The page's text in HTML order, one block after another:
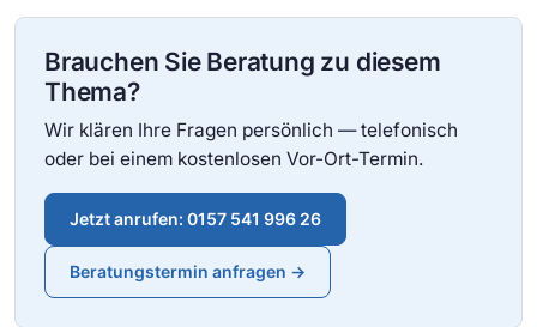
Brauchen Sie Beratung zu diesem
Thema?
Wir klären Ihre Fragen persönlich — telefonisch
oder bei einem kostenlosen Vor-Ort-Termin.
Jetzt anrufen: 0157 541 996 26
Beratungstermin anfragen →